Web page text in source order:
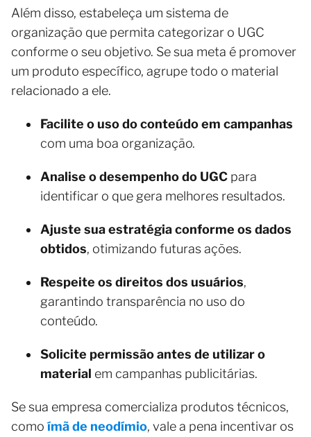
Além disso, estabeleça um sistema de
organização que permita categorizar o UGC
conforme o seu objetivo. Se sua meta é promover
um produto específico, agrupe todo o material
relacionado a ele.
Facilite o uso do conteúdo em campanhas
com uma boa organização.
Analise o desempenho do UGC para
identificar o que gera melhores resultados.
Ajuste sua estratégia conforme os dados
obtidos, otimizando futuras ações.
Respeite os direitos dos usuários,
garantindo transparência no uso do
conteúdo.
Solicite permissão antes de utilizar o
material em campanhas publicitárias.
Se sua empresa comercializa produtos técnicos,
como ímã de neodímio, vale a pena incentivar os